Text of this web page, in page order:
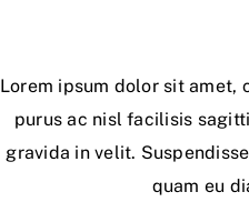
Lorem ipsum dolor sit amet,
purus ac nisl facilisis
gravida in velit.
quam eu